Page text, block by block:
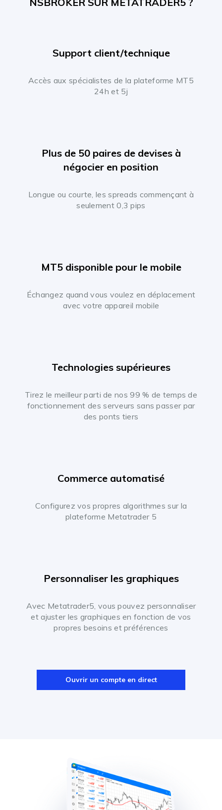
Support client/technique
Accès aux spécialistes de la plateforme MT5
24h et 5j
Plus de 50 paires de devises à
négocier en position
Longue ou courte, les spreads commençant à
seulement 0,3 pips
MT5 disponible pour le mobile
Échangez quand vous voulez en déplacement
avec votre appareil mobile
Technologies supérieures
Tirez le meilleur parti de nos 99 % de temps de
fonctionnement des serveurs sans passer par
des ponts tiers
Commerce automatisé
Configurez vos propres algorithmes sur la
plateforme Metatrader 5
Personnaliser les graphiques
Avec Metatrader5, vous pouvez personnaliser
et ajuster les graphiques en fonction de vos
propres besoins et préférences
Ouvrir un compte en direct